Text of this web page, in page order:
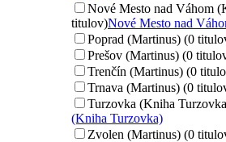
Nové Mesto nad Váhom
titulov)Nové Mesto nad
Poprad (Martinus) (0
Prešov (Martinus) (0
Trenčín (Martinus) (0
Trnava (Martinus) (0
Turzovka (Kniha
(Kniha Turzovka)
Zvolen (Martinus) (0